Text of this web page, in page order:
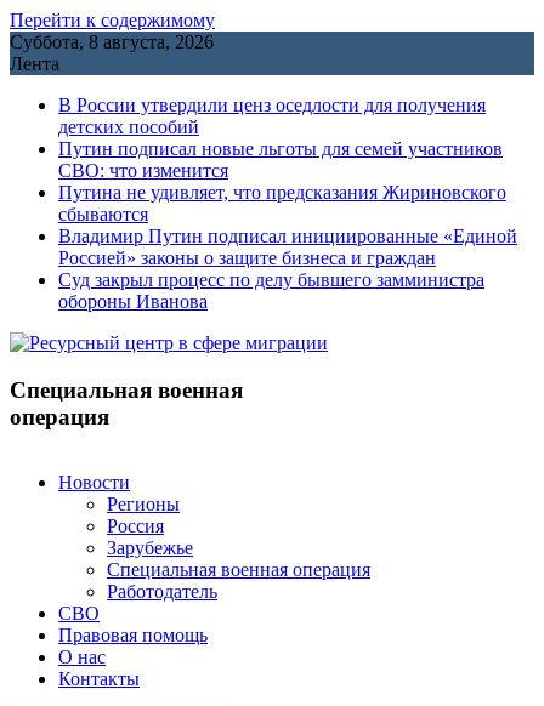
Перейти к содержимому
Суббота, 8 августа, 2026
Лента
В России утвердили ценз оседлости для получения
детских пособий
Путин подписал новые льготы для семей участников
СВО: что изменится
Путина не удивляет, что предсказания Жириновского
сбываются
Владимир Путин подписал инициированные «Единой
Россией» законы о защите бизнеса и граждан
Cуд закрыл процесс по делу бывшего замминистра
обороны Иванова
Специальная военная
операция
Новости
Регионы
Россия
Зарубежье
Специальная военная операция
Работодатель
СВО
Правовая помощь
О нас
Контакты